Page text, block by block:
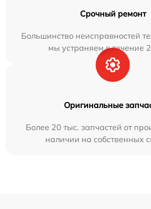
Срочный ремонт
Большинство неисправностей
мы устраняем в течение
Оригинальные
Более 20 тыс. запчастей от
наличии на собственных